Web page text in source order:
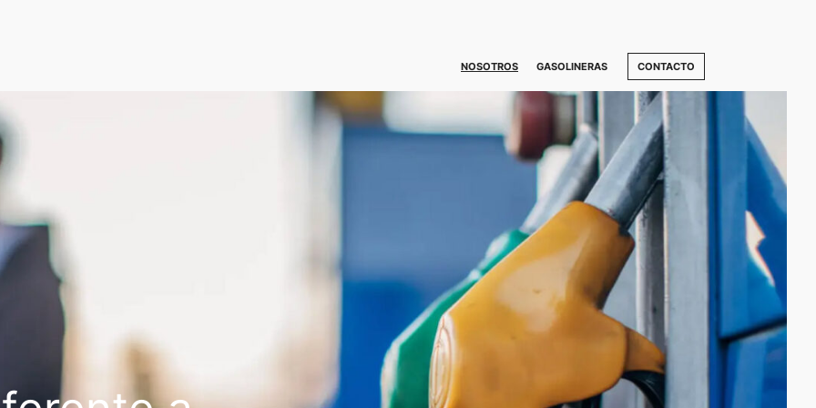
NOSOTROS GASOLINERAS CONTACTO